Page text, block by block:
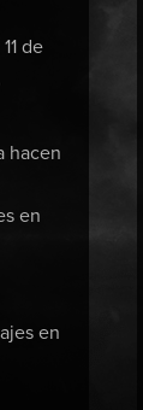
de
hacen
en
en